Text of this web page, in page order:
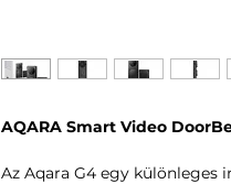
AQARA Smart Video
Az Aqara G4 egy különleges